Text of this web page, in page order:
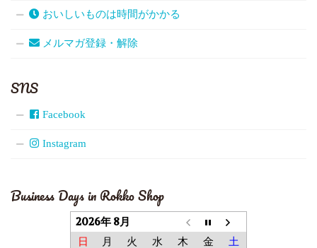
おいしいものは時間がかかる
メルマガ登録・解除
SNS
Facebook
Instagram
Business Days in Rokko Shop
2026年 8月
日 月 火 水 木 金 土